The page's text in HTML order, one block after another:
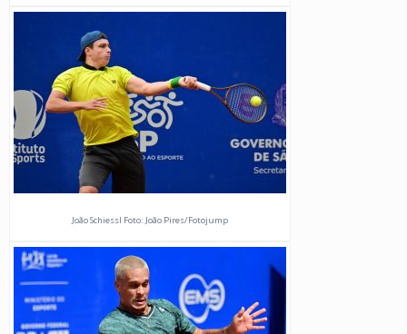
João Schiessl Foto: João Pires/Fotojump